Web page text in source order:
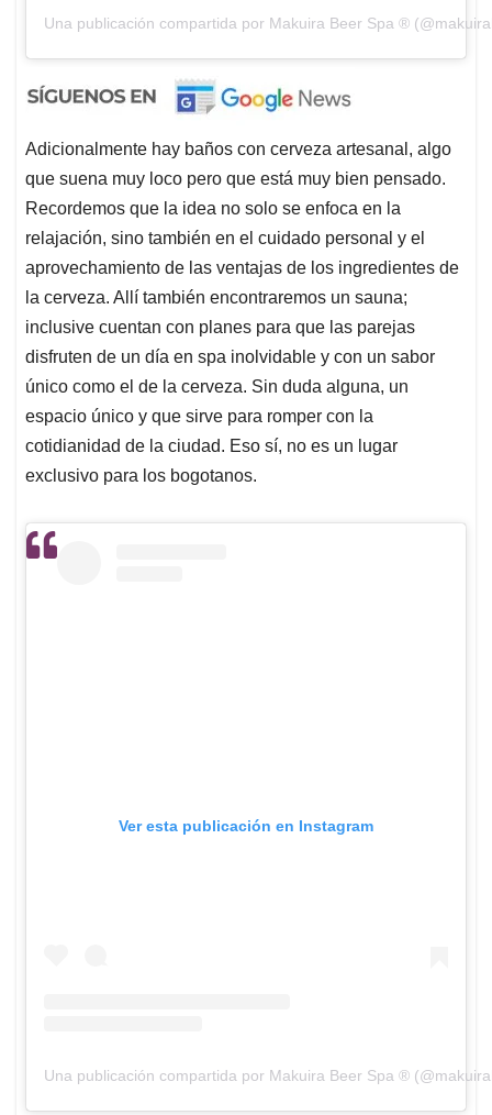
Una publicación compartida por Makuira Beer Spa ®
Adicionalmente hay baños con cerveza artesanal, algo
que suena muy loco pero que está muy bien pensado.
Recordemos que la idea no solo se enfoca en la
relajación, sino también en el cuidado personal y el
aprovechamiento de las ventajas de los ingredientes de
la cerveza. Allí también encontraremos un sauna;
inclusive cuentan con planes para que las parejas
disfruten de un día en spa inolvidable y con un sabor
único como el de la cerveza. Sin duda alguna, un
espacio único y que sirve para romper con la
cotidianidad de la ciudad. Eso sí, no es un lugar
exclusivo para los bogotanos.
Ver esta publicación en Instagram
Una publicación compartida por Makuira Beer Spa ®